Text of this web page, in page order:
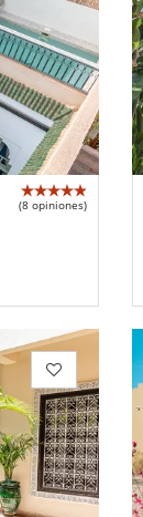
(8 opiniones)